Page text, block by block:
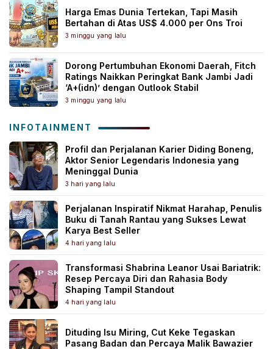
Harga Emas Dunia Tertekan, Tapi Masih
Bertahan di Atas US$ 4.000 per Ons Troi
3 minggu yang lalu
Dorong Pertumbuhan Ekonomi Daerah, Fitch
Ratings Naikkan Peringkat Bank Jambi Jadi
‘A+(idn)’ dengan Outlook Stabil
3 minggu yang lalu
INFOTAINMENT
Profil dan Perjalanan Karier Diding Boneng,
Aktor Senior Legendaris Indonesia yang
Meninggal Dunia
3 hari yang lalu
Perjalanan Inspiratif Nikmat Harahap, Penulis
Buku di Tanah Rantau yang Sukses Lewat
Karya Best Seller
4 hari yang lalu
Transformasi Shabrina Leanor Usai Bariatrik:
Resep Percaya Diri dan Rahasia Body
Shaping Tampil Standout
4 hari yang lalu
Dituding Isu Miring, Cut Keke Tegaskan
Pasang Badan dan Percaya Malik Bawazier